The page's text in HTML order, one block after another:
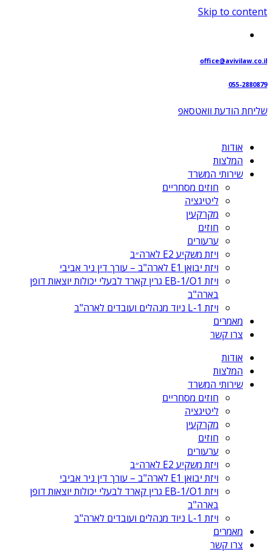
Skip to content
office@avivilaw.co.il
055-2880879
שליחת הודעת וואטסאפ⁩
אודות
המלצות
שירותי המשרד
חוזים מסחריים
ליטיגציה
מקרקעין
חוזים
ערעורים
ויזת משקיע E2 לארה״ב
ויזת יבואן E1 לארה"ב – עורך דין ניר אביבי
ויזת EB-1/O1 גרין קארד לבעלי יכולות יוצאות דופן
בארה"ב
ויזת L-1 ניוד מנהלים ועובדים לארה"ב
מאמרים
צרו קשר
אודות
המלצות
שירותי המשרד
חוזים מסחריים
ליטיגציה
מקרקעין
חוזים
ערעורים
ויזת משקיע E2 לארה״ב
ויזת יבואן E1 לארה"ב – עורך דין ניר אביבי
ויזת EB-1/O1 גרין קארד לבעלי יכולות יוצאות דופן
בארה"ב
ויזת L-1 ניוד מנהלים ועובדים לארה"ב
מאמרים
צרו קשר